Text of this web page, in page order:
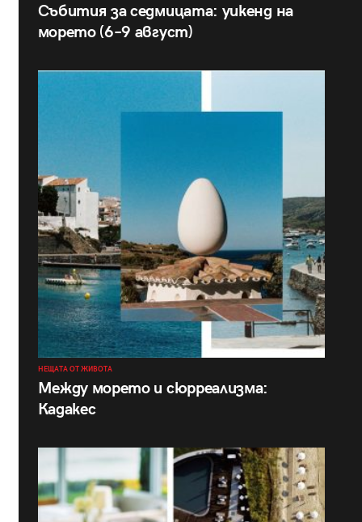
Събития за седмицата: уикенд на
морето (6–9 август)
НЕЩАТА ОТ ЖИВОТА
Между морето и сюрреализма:
Кадакес